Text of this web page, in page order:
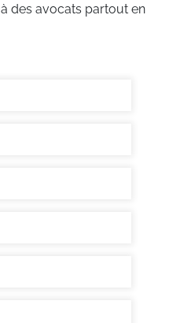
à des avocats partout en